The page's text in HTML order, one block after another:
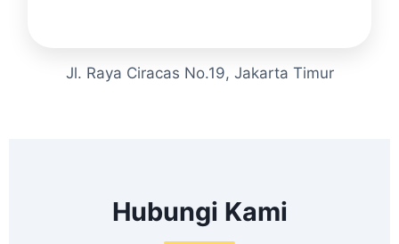
Jl. Raya Ciracas No.19, Jakarta Timur
Hubungi Kami